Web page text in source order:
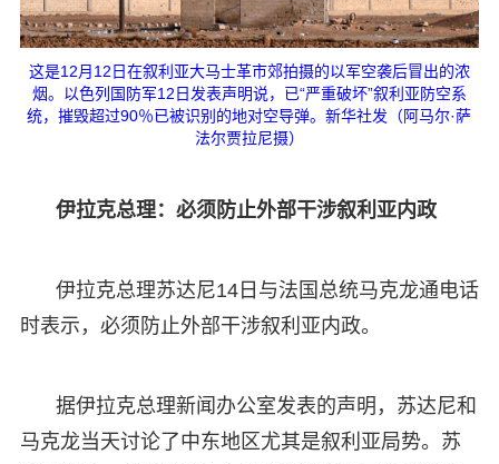
这是12月12日在叙利亚大马士革市郊拍摄的以军空袭后冒出的浓
烟。以色列国防军12日发表声明说，已“严重破坏”叙利亚防空系
统，摧毁超过90％已被识别的地对空导弹。新华社发（阿马尔·萨
法尔贾拉尼摄）
伊拉克总理：必须防止外部干涉叙利亚内政
伊拉克总理苏达尼14日与法国总统马克龙通电话
时表示，必须防止外部干涉叙利亚内政。
据伊拉克总理新闻办公室发表的声明，苏达尼和
马克龙当天讨论了中东地区尤其是叙利亚局势。苏